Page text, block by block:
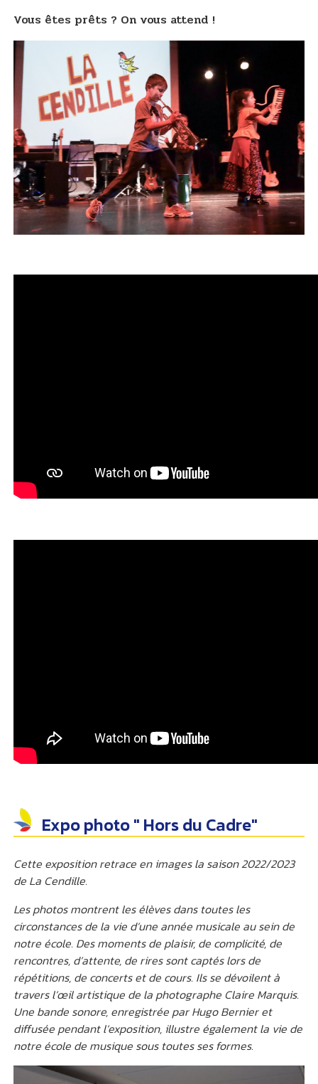
Vous êtes prêts ? On vous attend !
Expo photo " Hors du Cadre"
Cette exposition retrace en images la saison 2022/2023
de La Cendille.
Les photos montrent les élèves dans toutes les
circonstances de la vie d’une année musicale au sein de
notre école. Des moments de plaisir, de complicité, de
rencontres, d’attente, de rires sont captés lors de
répétitions, de concerts et de cours. Ils se dévoilent à
travers l’œil artistique de la photographe Claire Marquis.
Une bande sonore, enregistrée par Hugo Bernier et
diffusée pendant l’exposition, illustre également la vie de
notre école de musique sous toutes ses formes.